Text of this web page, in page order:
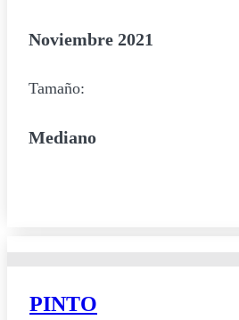
Noviembre 2021
Tamaño:
Mediano
PINTO